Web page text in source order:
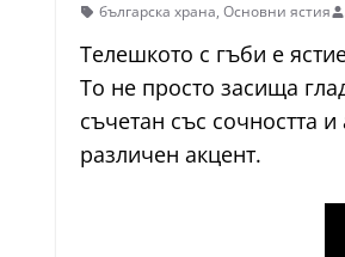
българска храна, Основни ястия
Телешкото с гъби е
То не просто засища
съчетан със сочността
различен акцент.